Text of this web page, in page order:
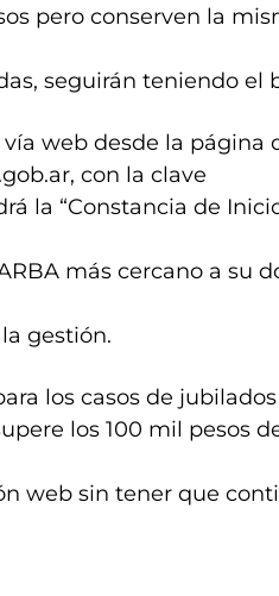
pero conserven la
seguirán teniendo el
web desde la página
con la clave
la “Constancia de
más cercano a su
gestión.
los casos de
los 100 mil pesos
web sin tener que